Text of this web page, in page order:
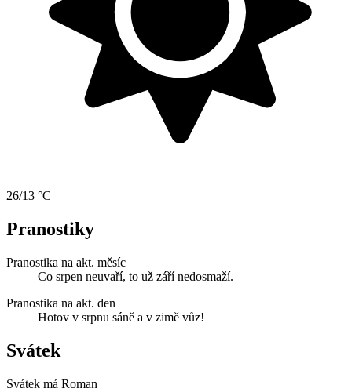
26/13 °C
Pranostiky
Pranostika na akt. měsíc
Co srpen neuvaří, to už září nedosmaží.
Pranostika na akt. den
Hotov v srpnu sáně a v zimě vůz!
Svátek
Svátek má Roman